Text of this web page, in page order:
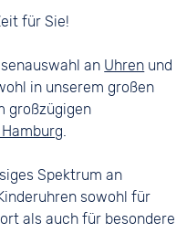
für Sie!
an Uhren und
in unserem großen
großzügigen
.
Spektrum an
sowohl für
als auch für besondere